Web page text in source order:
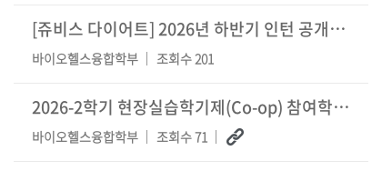
[쥬비스 다이어트] 2026년 하반기 인턴 공개채용 안내
바이오헬스융합학부 조회수 201
2026-2학기 현장실습학기제(Co-op) 참여학생 모집 안내
바이오헬스융합학부 조회수 71